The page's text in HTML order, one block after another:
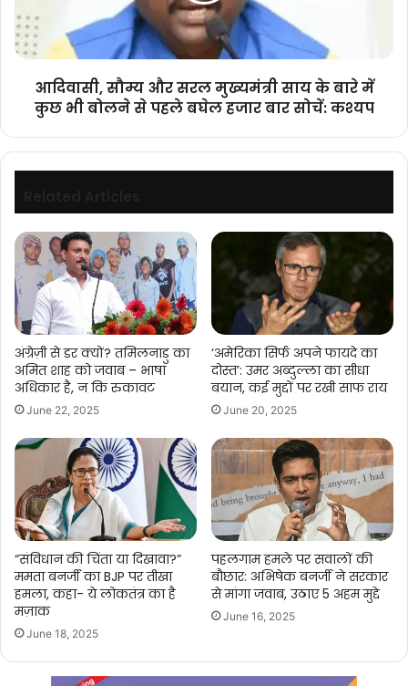
के
बारे
में
बोलने
से
पहले
बघेल
बार
सोचें:
कश्यप
आदिवासी, सौम्य और सरल मुख्यमंत्री साय के बारे में
कुछ भी बोलने से पहले बघेल हजार बार सोचें: कश्यप
अंग्रेज़ी से डर क्यों? तमिलनाडु का
अमित शाह को जवाब – भाषा
अधिकार है, न कि रुकावट
June 22, 2025
‘अमेरिका सिर्फ अपने फायदे का
दोस्त’: उमर अब्दुल्ला का सीधा
बयान, कई मुद्दों पर रखी साफ राय
June 20, 2025
“संविधान की चिंता या दिखावा?”
ममता बनर्जी का BJP पर तीखा
हमला, कहा- ये लोकतंत्र का है
मज़ाक
June 18, 2025
पहलगाम हमले पर सवालों की
बौछार: अभिषेक बनर्जी ने सरकार
से मांगा जवाब, उठाए 5 अहम मुद्दे
June 16, 2025